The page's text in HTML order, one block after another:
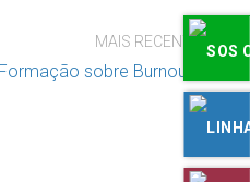
MAIS RECENTE